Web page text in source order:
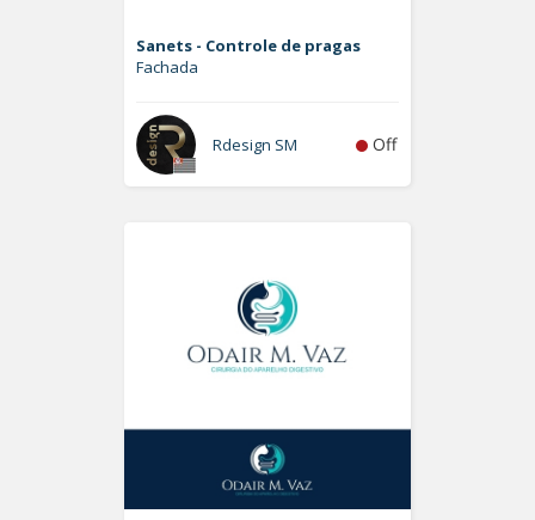
Sanets - Controle de pragas
Fachada
Rdesign SM Off